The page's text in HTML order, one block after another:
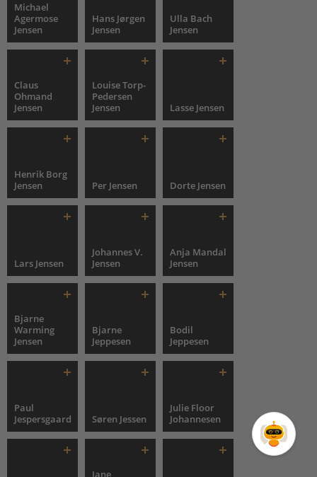
Michael
Agermose
Jensen
Hans Jørgen
Jensen
Ulla Bach
Jensen
Claus
Ohmand
Jensen
Louise Torp-
Pedersen
Jensen
Lasse Jensen
Henrik Borg
Jensen
Per Jensen Dorte Jensen
Lars Jensen
Johannes V.
Jensen
Anja Mandal
Jensen
Bjarne
Warming
Jensen
Bjarne
Jeppesen
Bodil
Jeppesen
Paul
Jespersgaard
Søren Jessen
Julie Floor
Johannesen
Jane